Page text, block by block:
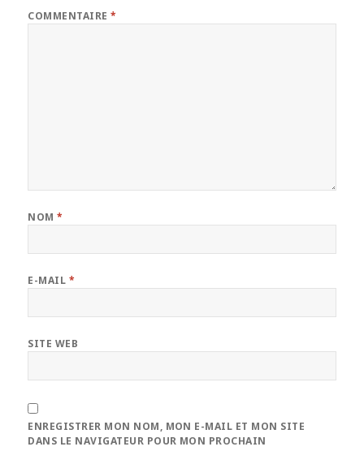
COMMENTAIRE*
NOM*
E-MAIL *
SITE WEB
ENREGISTRER MON NOM, MON E-MAIL ET MON SITE
DANS LE NAVIGATEUR POUR MON PROCHAIN